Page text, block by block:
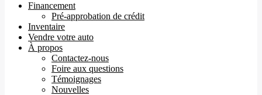
Financement
Pré-approbation de crédit
Inventaire
Vendre votre auto
À propos
Contactez-nous
Foire aux questions
Témoignages
Nouvelles